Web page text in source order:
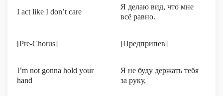
I act like I don’t care
Я делаю вид, что мне
всё равно.
[Pre-Chorus] [Предприпев]
I’m not gonna hold your
hand
Я не буду держать тебя
за руку,